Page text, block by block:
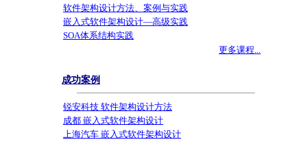
软件架构设计方法、案例与实践
嵌入式软件架构设计—高级实践
SOA体系结构实践
更多课程...
成功案例
锐安科技 软件架构设计方法
成都 嵌入式软件架构设计
上海汽车 嵌入式软件架构设计